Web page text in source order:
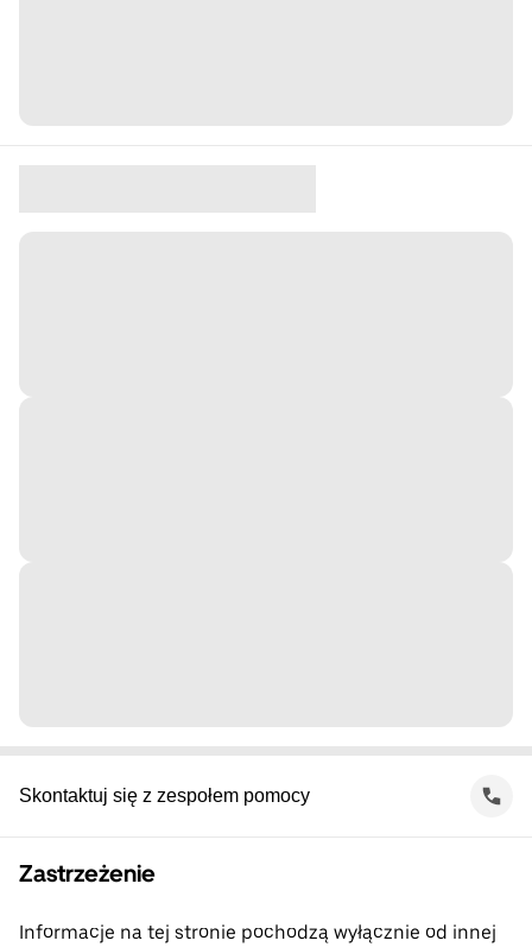
Skontaktuj się z zespołem pomocy
Zastrzeżenie
Informacje na tej stronie pochodzą wyłącznie od innej